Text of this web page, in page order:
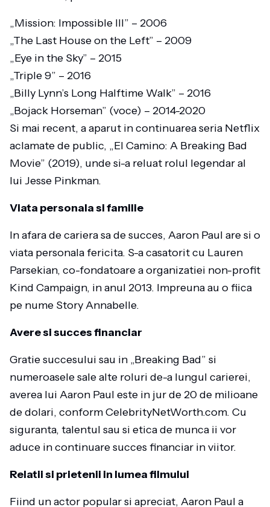
„Mission: Impossible III” – 2006
„The Last House on the Left” – 2009
„Eye in the Sky” – 2015
„Triple 9” – 2016
„Billy Lynn’s Long Halftime Walk” – 2016
„Bojack Horseman” (voce) – 2014-2020
Si mai recent, a aparut in continuarea seria Netflix
aclamate de public, „El Camino: A Breaking Bad
Movie” (2019), unde si-a reluat rolul legendar al
lui Jesse Pinkman.
Viata personala si familie
In afara de cariera sa de succes, Aaron Paul are si o
viata personala fericita. S-a casatorit cu Lauren
Parsekian, co-fondatoare a organizatiei non-profit
Kind Campaign, in anul 2013. Impreuna au o fiica
pe nume Story Annabelle.
Avere si succes financiar
Gratie succesului sau in „Breaking Bad” si
numeroasele sale alte roluri de-a lungul carierei,
averea lui Aaron Paul este in jur de 20 de milioane
de dolari, conform CelebrityNetWorth.com. Cu
siguranta, talentul sau si etica de munca ii vor
aduce in continuare succes financiar in viitor.
Relatii si prietenii in lumea filmului
Fiind un actor popular si apreciat, Aaron Paul a